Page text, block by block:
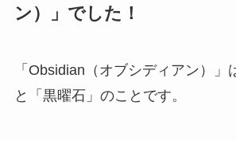
ン）」でした！
「Obsidian（オブシディアン）」
と「黒曜石」のことです。